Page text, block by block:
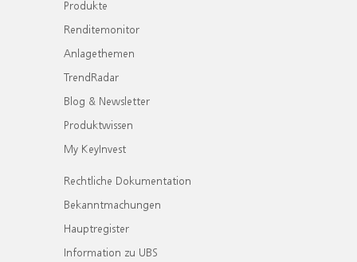
Produkte
Renditemonitor
Anlagethemen
TrendRadar
Blog & Newsletter
Produktwissen
My KeyInvest
Rechtliche Dokumentation
Bekanntmachungen
Hauptregister
Information zu UBS